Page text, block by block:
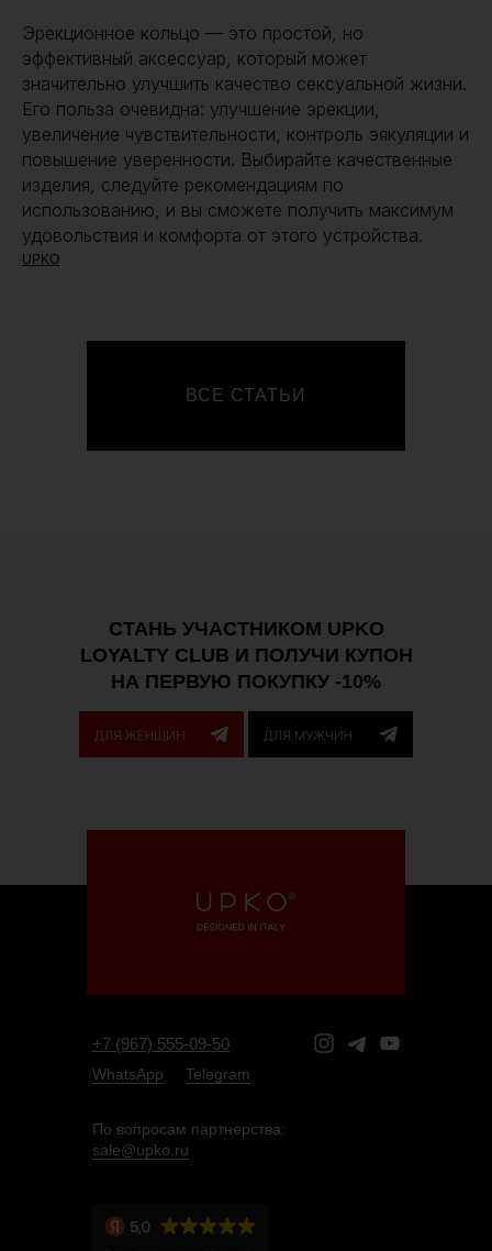
Эрекционное кольцо — это простой, но
эффективный аксессуар, который может
значительно улучшить качество сексуальной жизни.
Его польза очевидна: улучшение эрекции,
увеличение чувствительности, контроль эякуляции и
повышение уверенности. Выбирайте качественные
изделия, следуйте рекомендациям по
использованию, и вы сможете получить максимум
удовольствия и комфорта от этого устройства.
UPKO
ВСЕ СТАТЬИ
СТАНЬ УЧАСТНИКОМ UPKO
LOYALTY CLUB И ПОЛУЧИ КУПОН
НА ПЕРВУЮ ПОКУПКУ -10%
+7 (967) 555-09-50
По вопросам партнерства:
sale@upko.ru
WhatsApp Telegram